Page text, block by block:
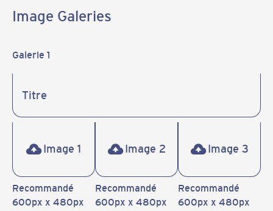
Image Galeries
Galerie 1
Image 1
Recommandé
600px x 480px
Image 2
Recommandé
600px x 480px
Image 3
Recommandé
600px x 480px